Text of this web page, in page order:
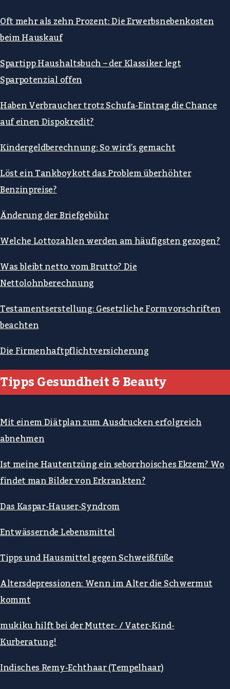
Oft mehr als zehn Prozent: Die Erwerbsnebenkosten
beim Hauskauf
Spartipp Haushaltsbuch – der Klassiker legt
Sparpotenzial offen
Haben Verbraucher trotz Schufa-Eintrag die Chance
auf einen Dispokredit?
Kindergeldberechnung: So wird’s gemacht
Löst ein Tankboykott das Problem überhöhter
Benzinpreise?
Änderung der Briefgebühr
Welche Lottozahlen werden am häufigsten gezogen?
Was bleibt netto vom Brutto? Die
Nettolohnberechnung
Testamentserstellung: Gesetzliche Formvorschriften
beachten
Die Firmenhaftpflichtversicherung
Tipps Gesundheit & Beauty
Mit einem Diätplan zum Ausdrucken erfolgreich
abnehmen
Ist meine Hautentzüng ein seborrhoisches Ekzem? Wo
findet man Bilder von Erkrankten?
Das Kaspar-Hauser-Syndrom
Entwässernde Lebensmittel
Tipps und Hausmittel gegen Schweißfüße
Altersdepressionen: Wenn im Alter die Schwermut
kommt
mukiku hilft bei der Mutter- / Vater-Kind-
Kurberatung!
Indisches Remy-Echthaar (Tempelhaar)